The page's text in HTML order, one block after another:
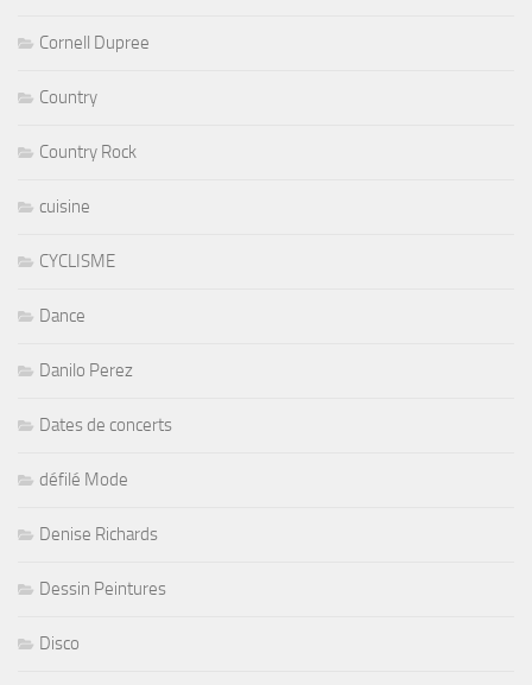
Cornell Dupree
Country
Country Rock
cuisine
CYCLISME
Dance
Danilo Perez
Dates de concerts
défilé Mode
Denise Richards
Dessin Peintures
Disco